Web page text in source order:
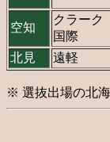
空知
クラーク
国際
北見 遠軽
※ 選抜出場の北